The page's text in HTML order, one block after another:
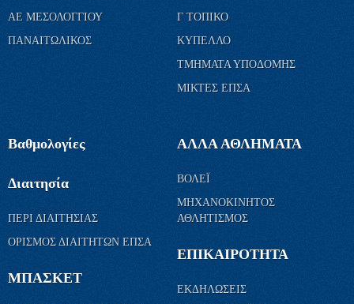
ΑΕ ΜΕΣΟΛΟΓΓΙΟΥ
ΠΑΝΑΙΤΩΛΙΚΟΣ
Γ ΤΟΠΙΚΟ
ΚΥΠΕΛΛΟ
ΤΜΗΜΑΤΑ ΥΠΟΔΟΜΗΣ
ΜΙΚΤΕΣ ΕΠΣΑ
Βαθμολογίες
Διαιτησία
ΠΕΡΙ ΔΙΑΙΤΗΣΙΑΣ
ΟΡΙΣΜΟΣ ΔΙΑΙΤΗΤΩΝ ΕΠΣΑ
ΜΠΑΣΚΕΤ
ΑΛΛΑ ΑΘΛΗΜΑΤΑ
ΒΟΛΕΪ
ΜΗΧΑΝΟΚΙΝΗΤΟΣ
ΑΘΛΗΤΙΣΜΟΣ
ΕΠΙΚΑΙΡΟΤΗΤΑ
ΕΚΔΗΛΩΣΕΙΣ